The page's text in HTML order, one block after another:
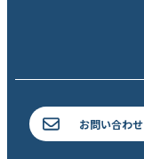
お問い合わせ